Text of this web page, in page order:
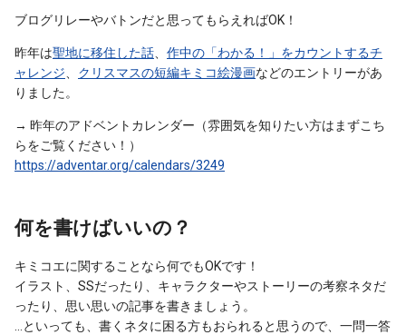
ブログリレーやバトンだと思ってもらえればOK！
昨年は聖地に移住した話
作中の「わかる！」をカウントするチ
ャレンジ
クリスマスの短編キミコ絵漫画などのエントリーがあ
りました。
→ 昨年のアドベントカレンダー（雰囲気を知りたい方はまずこち
らをご覧ください！）
https://adventar.org/calendars/3249
何を書けばいいの？
キミコエに関することなら何でもOKです！
イラスト、SSだったり、キャラクターやストーリーの考察ネタだ
ったり、思い思いの記事を書きましょう。
…といっても、書くネタに困る方もおられると思うので、一問一答